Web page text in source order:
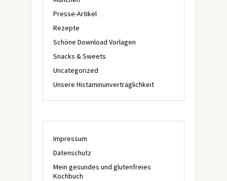
Presse-Artikel
Rezepte
Schöne Download Vorlagen
Snacks & Sweets
Uncategorized
Unsere Histaminunverträglichkeit
Impressum
Datenschutz
Mein gesundes und glutenfreies
Kochbuch